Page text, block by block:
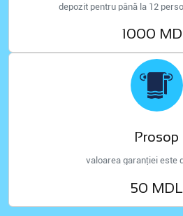
depozit pentru până la 12
1000
Prosop
valoarea garanției este
50 MDL